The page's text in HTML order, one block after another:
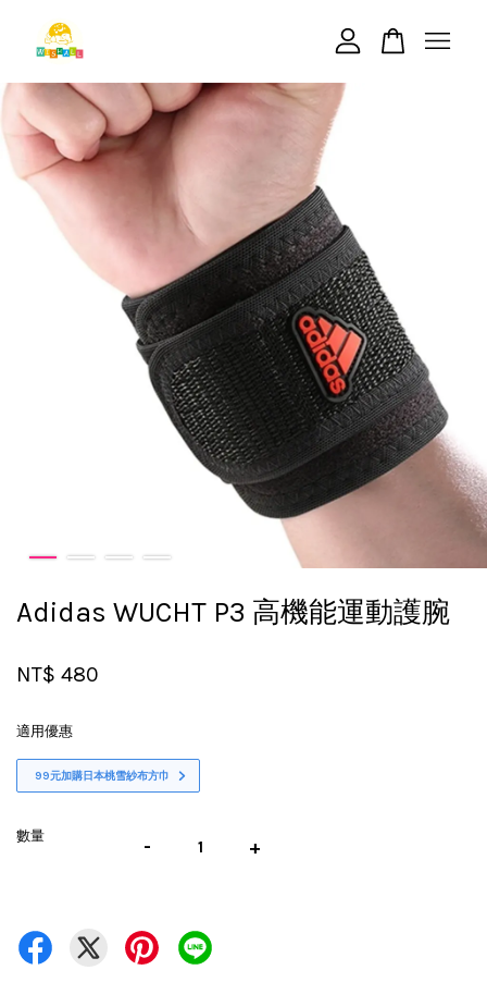
Adidas WUCHT P3 高機能運動護腕
NT$ 480
適用優惠
99元加購日本桃雪紗布方巾
數量 - +
您的購物車目前還是空的。